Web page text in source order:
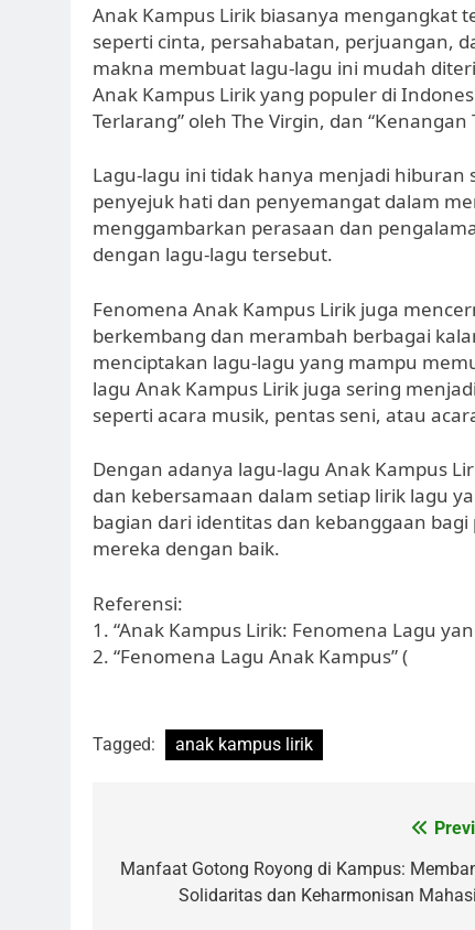
Anak Kampus Lirik biasanya mengangkat
seperti cinta, persahabatan, perjuangan,
makna membuat lagu-lagu ini mudah
Anak Kampus Lirik yang populer di
Terlarang” oleh The Virgin, dan “Kenangan
Lagu-lagu ini tidak hanya menjadi
penyejuk hati dan penyemangat dalam
menggambarkan perasaan dan
dengan lagu-lagu tersebut.
Fenomena Anak Kampus Lirik juga
berkembang dan merambah berbagai
menciptakan lagu-lagu yang mampu
lagu Anak Kampus Lirik juga sering
seperti acara musik, pentas seni, atau
Dengan adanya lagu-lagu Anak Kampus
dan kebersamaan dalam setiap lirik lagu
bagian dari identitas dan kebanggaan
mereka dengan baik.
Referensi:
1. “Anak Kampus Lirik: Fenomena Lagu
2. “Fenomena Lagu Anak Kampus” (
Tagged: anak kampus lirik
navigation
Manfaat Gotong Royong di Kampus:
Solidaritas dan Keharmonisan